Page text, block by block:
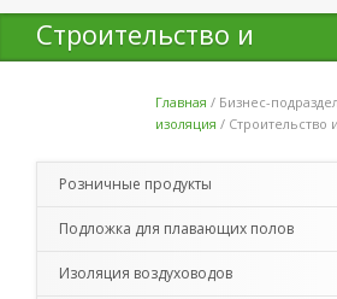
Строительство и
изоляция
Вы здесь
Главная / Бизнес-
изоляция / Строительство
Розничные продукты
Подложка для плавающих полов
Изоляция воздуховодов